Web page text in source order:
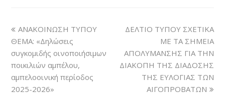
ΑΝΑΚΟΙΝΩΣΗ ΤΥΠΟΥ
ΘΕΜΑ: «Δηλώσεις
συγκομιδής οινοποιήσιμων
ποικιλιών αμπέλου,
αμπελοοινική περίοδος
2025-2026»
ΔΕΛΤΙΟ ΤΥΠΟΥ ΣΧΕΤΙΚΑ
ΜΕ ΤΑ ΣΗΜΕΙΑ
ΑΠΟΛΥΜΑΝΣΗΣ ΓΙΑ ΤΗΝ
ΔΙΑΚΟΠΗ ΤΗΣ ΔΙΑΔΟΣΗΣ
ΤΗΣ ΕΥΛΟΓΙΑΣ ΤΩΝ
ΑΙΓΟΠΡΟΒΑΤΩΝ